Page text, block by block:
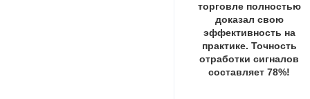
торговле полностью
доказал свою
эффективность на
практике. Точность
отработки сигналов
составляет 78%!